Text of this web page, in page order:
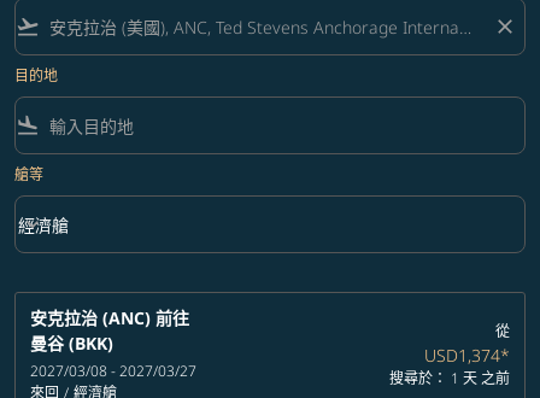
flight_takeoff close
目的地
flight_land
艙等
艙等 option 經濟艙 Selected
經濟艙
keyboard_arrow_down
安克拉治 (ANC) 前往
曼谷 (BKK)
2027/03/08 - 2027/03/27
來回 / 經濟艙
從
USD1,374*
搜尋於： 1 天 之前